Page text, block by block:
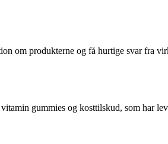
om produkterne og få hurtige svar fra
gummies og kosttilskud, som har